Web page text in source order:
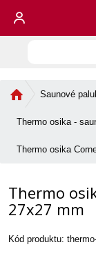
o
n
t
r
a
a
Saunové
Thermo osika -
Thermo osika
Thermo
27x27 mm
Kód produktu: